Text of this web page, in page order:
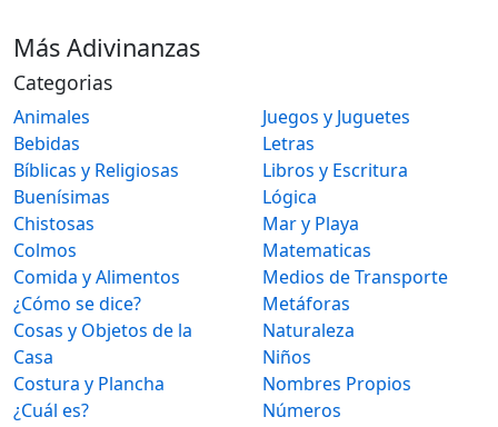
Más Adivinanzas
Categorias
Animales
Bebidas
Bíblicas y Religiosas
Buenísimas
Chistosas
Colmos
Comida y Alimentos
¿Cómo se dice?
Cosas y Objetos de la
Casa
Costura y Plancha
¿Cuál es?
Juegos y Juguetes
Letras
Libros y Escritura
Lógica
Mar y Playa
Matematicas
Medios de Transporte
Metáforas
Naturaleza
Niños
Nombres Propios
Números